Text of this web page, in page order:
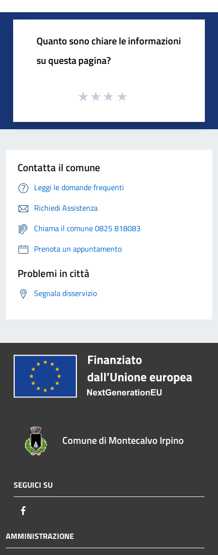
Quanto sono chiare le informazioni
su questa pagina?
Contatta il comune
Leggi le domande frequenti
Richiedi Assistenza
Chiama il comune 0825 818083
Prenota un appuntamento
Problemi in città
Segnala disservizio
Comune di Montecalvo Irpino
SEGUICI SU
AMMINISTRAZIONE